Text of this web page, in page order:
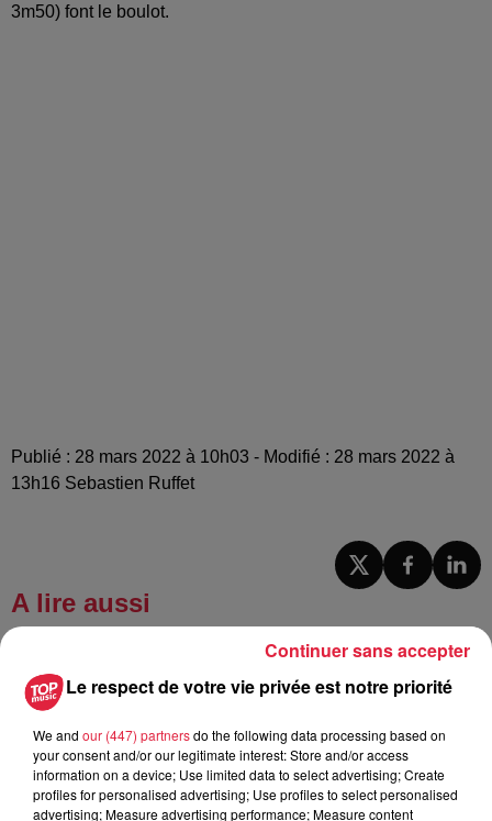
3m50) font le boulot.
Publié : 28 mars 2022 à 10h03 - Modifié : 28 mars 2022 à
13h16 Sebastien Ruffet
A lire aussi
À Hoerdt, de l’eau brune sort des
6 août 2026
Le respect de votre vie privée est notre priorité
We and our (447) partnersdo the following data processing based on
your consent and/or our legitimate interest: Store and/or access
information on a device; Use limited data to select advertising; Create
profiles for personalised advertising; Use profiles to select personalised
advertising; Measure advertising performance; Measure content
Continuer sans accepter